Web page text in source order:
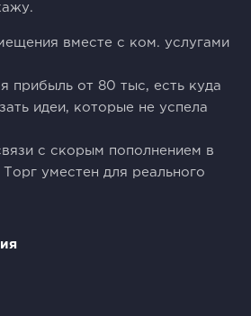
вместе с ком. услугами
прибыль от 80 тыс, есть куда
идеи, которые не успела
с скорым пополнением в
уместен для реального